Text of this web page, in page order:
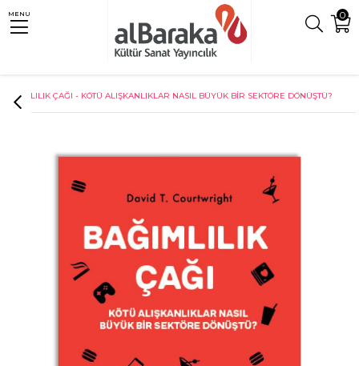
0
MENU
BAĞIMLILIK ÇAĞI - KÖTÜ ALIŞKANLIKLAR NASIL BÜYÜK BİR SEKTÖRE DÖNÜŞTÜ?